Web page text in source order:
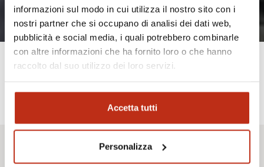
informazioni sul modo in cui utilizza il nostro sito con i
nostri partner che si occupano di analisi dei dati web,
pubblicità e social media, i quali potrebbero combinarle
con altre informazioni che ha fornito loro o che hanno
raccolto dal suo utilizzo dei loro servizi.
Accetta tutti
Personalizza
Forme et bien-
être